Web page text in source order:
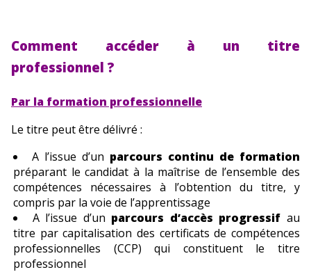
Comment accéder à un titre
professionnel ?
Par la formation professionnelle
Le titre peut être délivré :
A l’issue d’un parcours continu de formation
préparant le candidat à la maîtrise de l’ensemble des
compétences nécessaires à l’obtention du titre, y
compris par la voie de l’apprentissage
A l’issue d’un parcours d’accès progressif au
titre par capitalisation des certificats de compétences
professionnelles (CCP) qui constituent le titre
professionnel